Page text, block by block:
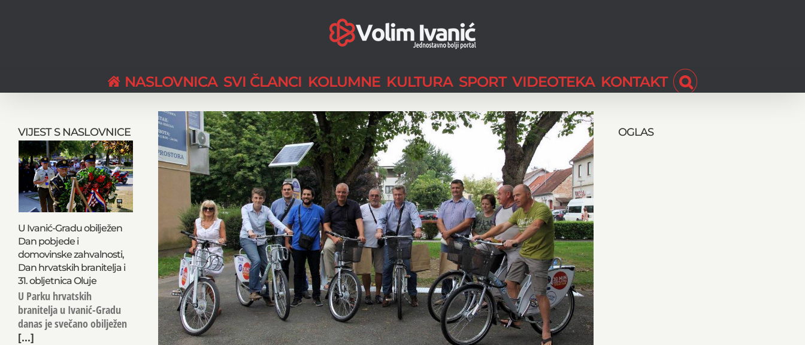
NASLOVNICA SVI ČLANCI KOLUMNE KULTURA SPORT VIDEOTEKA KONTAKT
View
Larger
Image
VIJEST S NASLOVNICE
U Ivanić-Gradu obilježen
Dan pobjede i
domovinske zahvalnosti,
Dan hrvatskih branitelja i
31. obljetnica Oluje
U Parku hrvatskih
branitelja u Ivanić-Gradu
danas je svečano obilježen
[...]
OGLAS